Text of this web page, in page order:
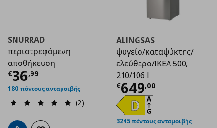
SNURRAD
περιστρεφόμενη
αποθήκευση
€36,99
Τρέχουσα τιμή € 36,99
180 πόντους ανταμοιβής
(2)
ALINGSAS
ψυγείο/καταψύκτης/
ελεύθερο/IKEA 500,
210/106 l
€649,00
Τρέχουσα
3245 πόντους ανταμοιβής